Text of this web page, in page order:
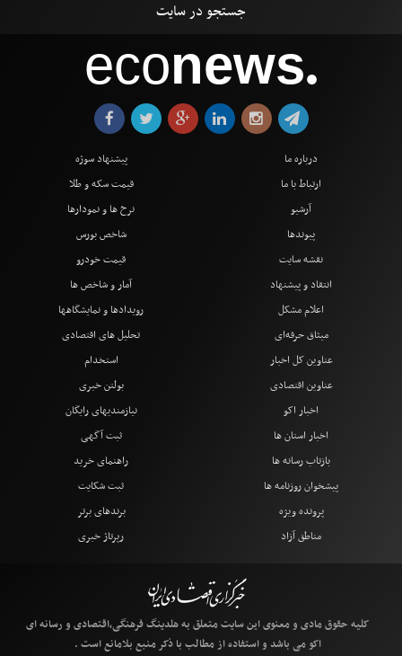
econews●
درباره ما
ارتباط با ما
آرشیو
پیوندها
نقشه سایت
انتقاد و پیشنهاد
اعلام مشکل
میثاق حرفه‌ای
پیشنهاد سوژه
قیمت سکه و طلا
نرخ ها و نمودارها
شاخص بورس
قیمت خودرو
آمار و شاخص ها
رویدادها و نمایشگاهها
تحلیل های اقتصادی
عناوین کل اخبار
عناوین اقتصادی
اخبار اکو
اخبار استان ها
بازتاب رسانه ها
پیشخوان روزنامه ها
پرونده ویژه
مناطق آزاد
استخدام
بولتن خبری
نیازمندیهای رایگان
ثبت آگهی
راهنمای خرید
ثبت شکایت
برندهای برتر
رپرتاژ خبری
کلیه حقوق مادی و معنوی این سایت متعلق به هلدینگ فرهنگی،اقتصادی و رسانه ای
اکو می باشد و استفاده از مطالب با ذکر منبع بلامانع است .